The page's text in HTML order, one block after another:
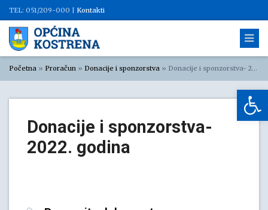
TEL: 051/209-000 | Kontakti
Početna » Proračun » Donacije i sponzorstva » Donacije i sponzorstva- 2022. godina
Donacije i sponzorstva-
2022. godina